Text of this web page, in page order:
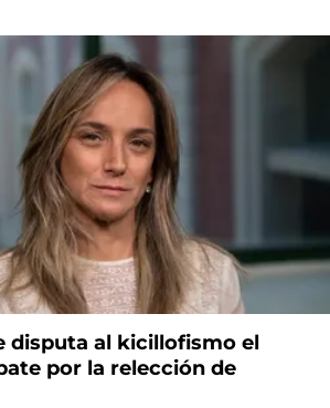
disputa al kicillofismo el
por la relección de